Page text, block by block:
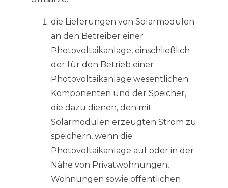
die Lieferungen von Solarmodulen
an den Betreiber einer
Photovoltaikanlage, einschließlich
der für den Betrieb einer
Photovoltaikanlage wesentlichen
Komponenten und der Speicher,
die dazu dienen, den mit
Solarmodulen erzeugten Strom zu
speichern, wenn die
Photovoltaikanlage auf oder in der
Nähe von Privatwohnungen,
Wohnungen sowie öffentlichen